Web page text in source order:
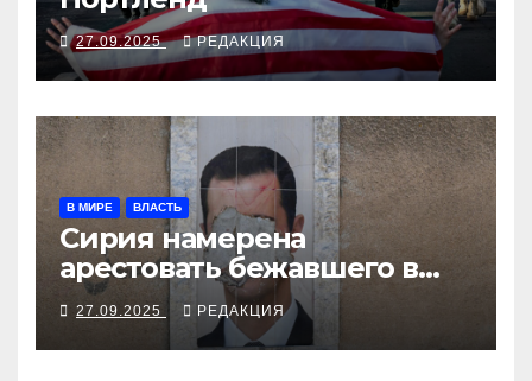
27.09.2025 РЕДАКЦИЯ
В МИРЕ ВЛАСТЬ
Сирия намерена
арестовать бежавшего в
Москву экс-диктатора
27.09.2025 РЕДАКЦИЯ